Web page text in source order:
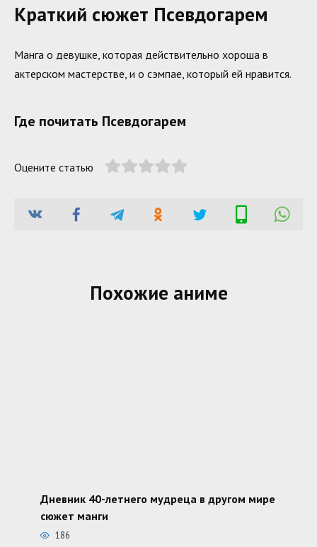
Краткий сюжет Псевдогарем
Манга о девушке, которая действительно хороша в
актерском мастерстве, и о сэмпае, который ей нравится.
Где почитать Псевдогарем
Оцените статью
Похожие аниме
Дневник 40-летнего мудреца в другом мире
сюжет манги
186